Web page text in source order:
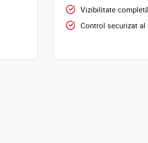
Vizibilitate
Control securizat al